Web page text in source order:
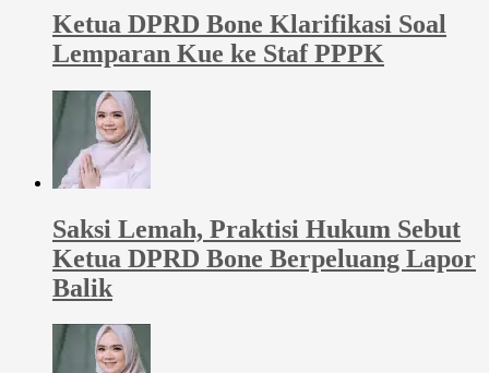
Ketua DPRD Bone Klarifikasi Soal
Lemparan Kue ke Staf PPPK
Saksi Lemah, Praktisi Hukum Sebut
Ketua DPRD Bone Berpeluang Lapor
Balik